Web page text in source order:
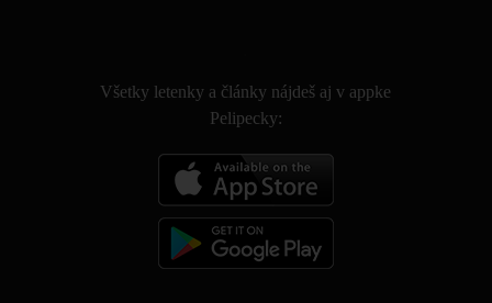
Všetky letenky a články nájdeš aj v appke
Pelipecky: